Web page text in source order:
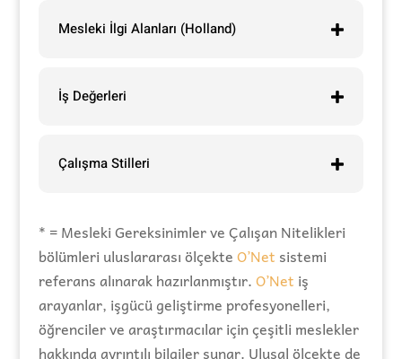
Mesleki İlgi Alanları (Holland)
İş Değerleri
Çalışma Stilleri
* = Mesleki Gereksinimler ve Çalışan Nitelikleri
bölümleri uluslararası ölçekteO’Net sistemi
referans alınarak hazırlanmıştır.O’Net iş
arayanlar, işgücü geliştirme profesyonelleri,
öğrenciler ve araştırmacılar için çeşitli meslekler
hakkında ayrıntılı bilgiler sunar. Ulusal ölçekte de